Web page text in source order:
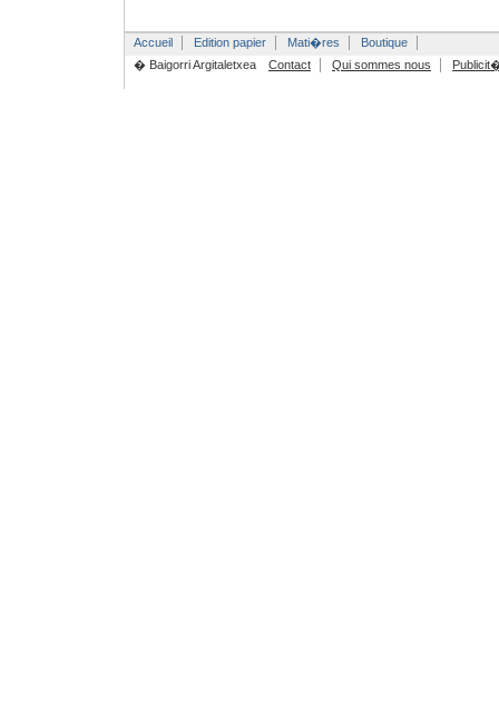
Accueil Edition papier Mati�res
Boutique
� Baigorri Argitaletxea
Contact Qui sommes nous